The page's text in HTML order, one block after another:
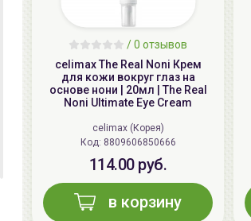
/0 отзывов
celimax The Real Noni Крем
для кожи вокруг глаз на
основе нони | 20мл | The Real
Noni Ultimate Eye Cream
celimax (Корея)
Код: 8809606850666
114.00 руб.
в корзину